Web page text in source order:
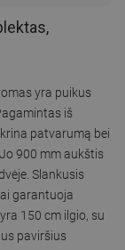
yra puikus
iš
patvarumą bei
900 mm aukštis
Slankusis
garantuoja
150 cm ilgio, su
paviršius